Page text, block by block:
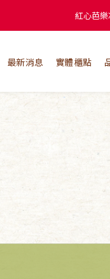
最新消息 實體櫃點